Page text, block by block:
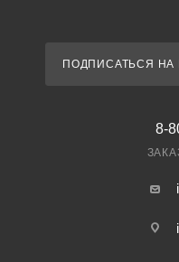
ПОДПИСАТЬСЯ НА
8-